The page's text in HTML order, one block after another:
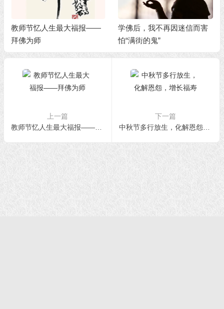
教师节忆人生最大福报——
拜佛为师
学佛后，我不再因迷信而害
怕“满街的鬼”
上一篇
教师节忆人生最大福报——拜佛为师
下一篇
中秋节多行放生，化解恩怨，增长福寿